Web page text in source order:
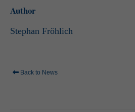
Author
Stephan Fröhlich
Back to News
Essenziell (1)